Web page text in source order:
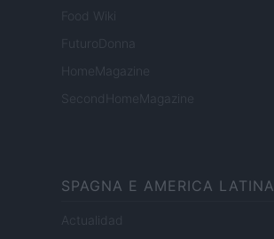
Food Wiki
FuturoDonna
HomeMagazine
SecondHomeMagazine
SPAGNA E AMERICA LATINA
Actualidad